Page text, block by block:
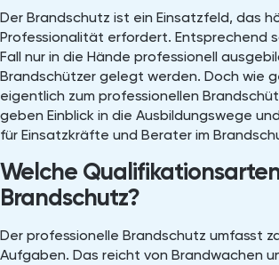
Der Brandschutz ist ein Einsatzfeld, das
Professionalität erfordert. Entsprechend
Fall nur in die Hände professionell
Brandschützer gelegt werden. Doch wie
eigentlich zum professionellen
geben Einblick in die Ausbildungswege
für Einsatzkräfte und Berater im
Welche
Brandschutz?
Der professionelle Brandschutz umfasst
Aufgaben. Das reicht von Brandwachen